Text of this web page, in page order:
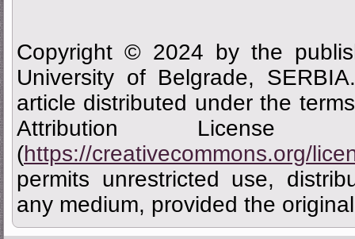
Copyright © 2024 by the
University of Belgrade,
article distributed under the
Attribution
(https://creativecommons.org/
permits unrestricted use,
any medium, provided the